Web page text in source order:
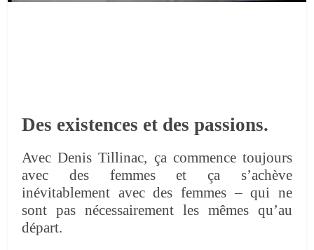
Des existences et des passions.
Avec Denis Tillinac, ça commence toujours
avec des femmes et ça s’achève
inévitablement avec des femmes – qui ne
sont pas nécessairement les mêmes qu’au
départ.